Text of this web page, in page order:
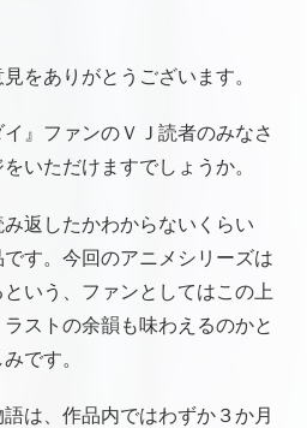
をありがとうございます。
』ファンのＶＪ読者のみなさ
いただけますでしょうか。
返したかわからないくらい
です。今回のアニメシリーズは
いう、ファンとしてはこの上
ストの余韻も味わえるのかと
です。
語は、作品内ではわずか３か月